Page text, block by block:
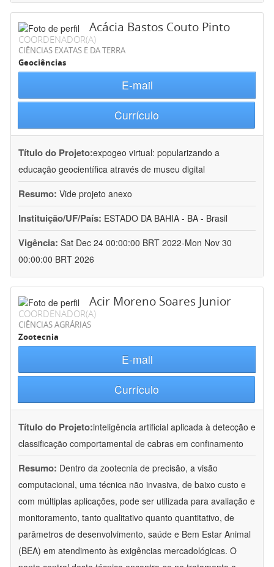
Acácia Bastos Couto Pinto
COORDENADOR(A)
CIÊNCIAS EXATAS E DA TERRA
Geociências
E-mail
Currículo
Título do Projeto:expogeo virtual: popularizando a
educação geocientífica através de museu digital
Resumo: Vide projeto anexo
Instituição/UF/País: ESTADO DA BAHIA - BA - Brasil
Vigência: Sat Dec 24 00:00:00 BRT 2022-Mon Nov 30
00:00:00 BRT 2026
Acir Moreno Soares Junior
COORDENADOR(A)
CIÊNCIAS AGRÁRIAS
Zootecnia
E-mail
Currículo
Título do Projeto:inteligência artificial aplicada à detecção e
classificação comportamental de cabras em confinamento
Resumo: Dentro da zootecnia de precisão, a visão
computacional, uma técnica não invasiva, de baixo custo e
com múltiplas aplicações, pode ser utilizada para avaliação e
monitoramento, tanto qualitativo quanto quantitativo, de
parâmetros de desenvolvimento, saúde e Bem Estar Animal
(BEA) em atendimento às exigências mercadológicas. O